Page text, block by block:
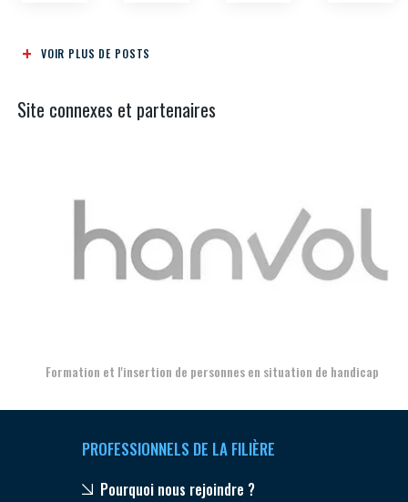
VOIR PLUS DE POSTS
Site connexes et partenaires
Formation et l'insertion de personnes en situation de handicap
PROFESSIONNELS DE LA FILIÈRE
Pourquoi nous rejoindre ?